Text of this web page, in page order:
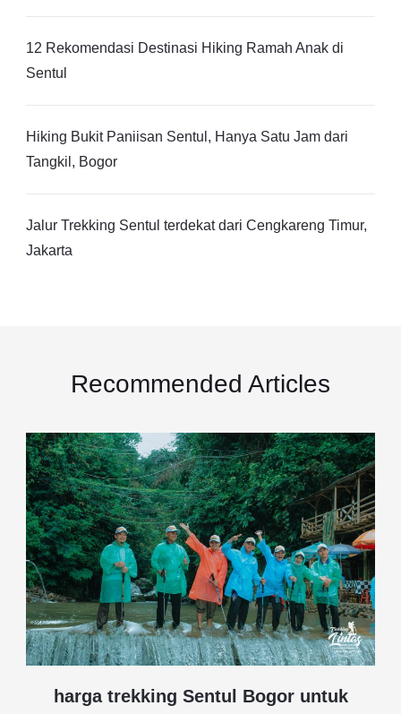
12 Rekomendasi Destinasi Hiking Ramah Anak di
Sentul
Hiking Bukit Paniisan Sentul, Hanya Satu Jam dari
Tangkil, Bogor
Jalur Trekking Sentul terdekat dari Cengkareng Timur,
Jakarta
Recommended Articles
harga trekking Sentul Bogor untuk